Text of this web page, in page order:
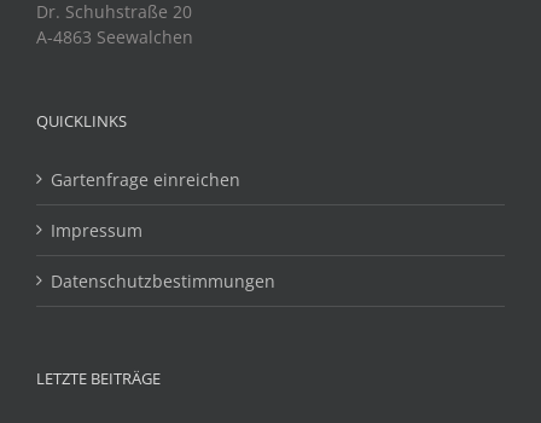
Dr. Schuhstraße 20
A-4863 Seewalchen
QUICKLINKS
Gartenfrage einreichen
Impressum
Datenschutzbestimmungen
LETZTE BEITRÄGE